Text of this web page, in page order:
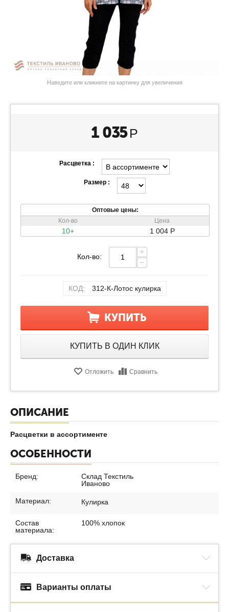
Наведите или кликните на картинку для увеличения
1 035 Р
Расцветка :
Размер :
Оптовые цены:
Кол-во
10+
Цена
1 004 Р
Кол-во:
+
−
КОД: 312-К-Лотос кулирка
КУПИТЬ
КУПИТЬ В ОДИН КЛИК
Отложить Сравнить
ОПИСАНИЕ
Расцветки в ассортименте
ОСОБЕННОСТИ
Бренд:
Склад Текстиль
Иваново
Материал: Кулирка
Состав
материала:
100% хлопок
Доставка
Варианты оплаты